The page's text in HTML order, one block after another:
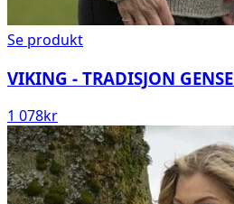
Se produkt
VIKING - TRADISJON
1 078kr